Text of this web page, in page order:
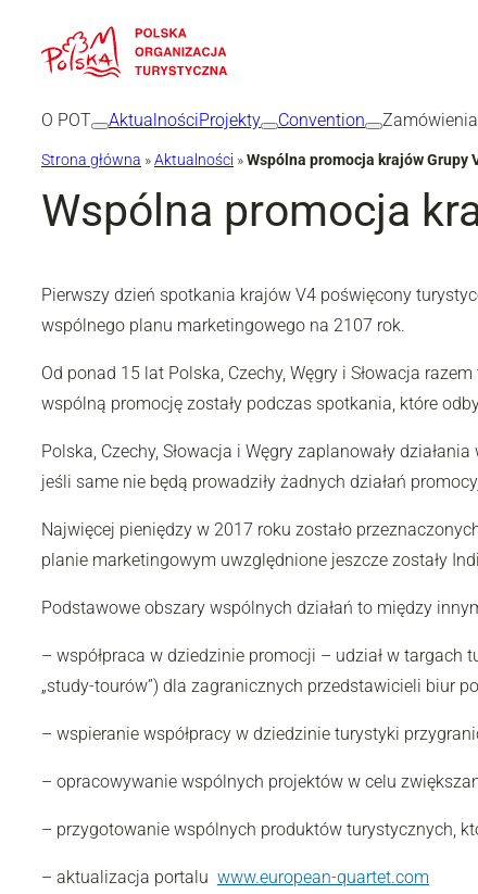
O POT AktualnościProjekty Convention
Strona główna »Aktualności »Wspólna promocja krajów Grupy
Wspólna promocja
Pierwszy dzień spotkania krajów V4 poświęcony
wspólnego planu marketingowego na 2107 rok.
Od ponad 15 lat Polska, Czechy, Węgry i Słowacja
wspólną promocję zostały podczas spotkania, które
Polska, Czechy, Słowacja i Węgry zaplanowały
jeśli same nie będą prowadziły żadnych działań
Najwięcej pieniędzy w 2017 roku zostało
planie marketingowym uwzględnione jeszcze zostały
Podstawowe obszary wspólnych działań to między
– współpraca w dziedzinie promocji – udział w
„study-tourów”) dla zagranicznych przedstawicieli biur
– wspieranie współpracy w dziedzinie turystyki
– opracowywanie wspólnych projektów w celu
– przygotowanie wspólnych produktów turystycznych,
– aktualizacja portalu www.european-quartet.com